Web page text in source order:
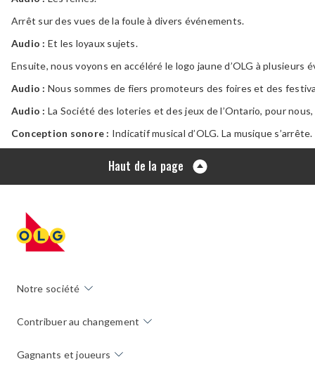
Arrêt sur des vues de la foule à divers événements.
Audio : Et les loyaux sujets.
Ensuite, nous voyons en accéléré le logo jaune d’OLG à plusieurs
Audio : Nous sommes de fiers promoteurs des foires et des
Audio : La Société des loteries et des jeux de l’Ontario, pour
Conception sonore : Indicatif musical d’OLG. La musique s’arrête.
Haut de la page
Notre société
Contribuer au changement
Gagnants et joueurs